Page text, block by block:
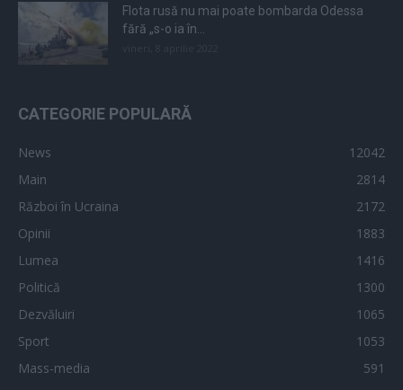
Flota rusă nu mai poate bombarda Odessa
fără „s-o ia în...
CATEGORIE POPULARĂ
News
12042
Main
2814
Război în Ucraina
2172
Opinii
1883
Lumea
1416
Politică
1300
Dezvăluiri
1065
Sport
1053
Mass-media
591